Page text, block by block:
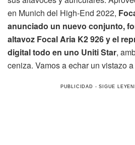
en Munich del High-End 2022,
anunciado un nuevo conjunto,
altavoz Focal Aria K2 926 y el
digital todo en uno Uniti Star,
ceniza. Vamos a echar un vistazo